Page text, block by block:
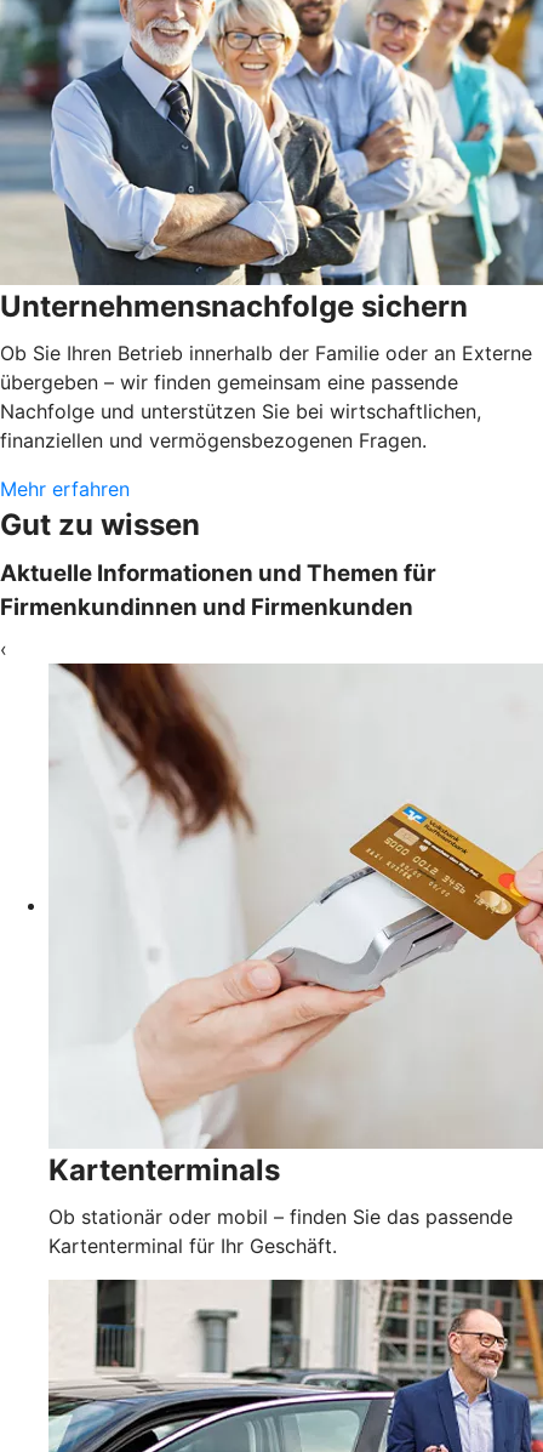
Unternehmensnachfolge sichern
Ob Sie Ihren Betrieb innerhalb der Familie oder an Externe
übergeben – wir finden gemeinsam eine passende
Nachfolge und unterstützen Sie bei wirtschaftlichen,
finanziellen und vermögensbezogenen Fragen.
Mehr erfahren
Gut zu wissen
Aktuelle Informationen und Themen für
Firmenkundinnen und Firmenkunden
‹
Kartenterminals
Ob stationär oder mobil – finden Sie das passende
Kartenterminal für Ihr Geschäft.